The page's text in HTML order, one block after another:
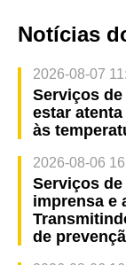
Notícias
2026-08-07
Serviços
estar
às
2026-08-06
Serviços
imprensa e
de